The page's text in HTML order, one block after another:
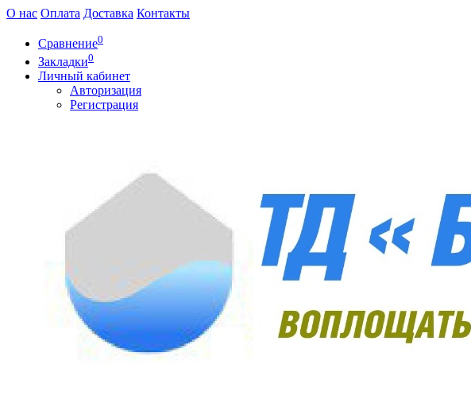
О нас Оплата Доставка Контакты
Сравнение0
Закладки0
Личный кабинет
Авторизация
Регистрация